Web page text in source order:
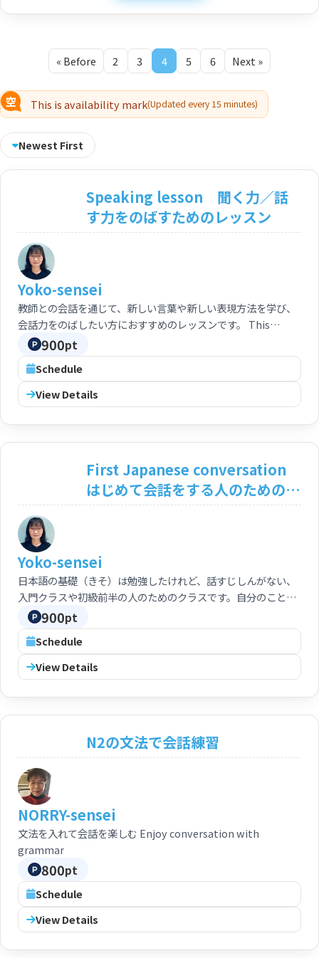
« Before 2 3 4 5 6 Next »
This is availability mark(Updated every 15 minutes)
Newest First
Speaking lesson 聞く力／話
す力をのばすためのレッスン
教師との会話を通じて、新しい言葉や新しい表現方法を学び、
会話力をのばしたい方におすすめのレッスンです。 This
lesson is recommended for those who want to improve
their conversational skills by learning new words and
new ways of expressing themselves through
conversation with me.
Yoko-sensei
900pt
Schedule
View Details
First Japanese conversation
はじめて会話をする人のためのレ
ッスン
日本語の基礎（きそ）は勉強したけれど、話すじしんがない、
入門クラスや初級前半の人のためのクラスです。自分のことを
定型表現で話すことで、日本語の会話になれる練習をします。
This is a class for those who have studied the basics of
Japanese but lack confidence in conversation, such as
those in introductory or early beginner classes. Through
practicing conversation using common expressions about
everyday topics, participants will become accustomed to
conversing in Japanese.
Yoko-sensei
900pt
Schedule
View Details
N2の文法で会話練習
文法を入れて会話を楽しむ Enjoy conversation with
grammar
NORRY-sensei
800pt
Schedule
View Details